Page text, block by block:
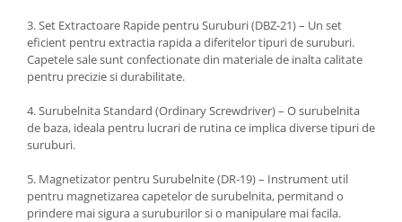
3. Set Extractoare Rapide pentru Suruburi (DBZ-21) – Un set
eficient pentru extractia rapida a diferitelor tipuri de suruburi.
Capetele sale sunt confectionate din materiale de inalta calitate
pentru precizie si durabilitate.
4. Surubelnita Standard (Ordinary Screwdriver) – O surubelnita
de baza, ideala pentru lucrari de rutina ce implica diverse tipuri de
suruburi.
5. Magnetizator pentru Surubelnite (DR-19) – Instrument util
pentru magnetizarea capetelor de surubelnita, permitand o
prindere mai sigura a suruburilor si o manipulare mai facila.